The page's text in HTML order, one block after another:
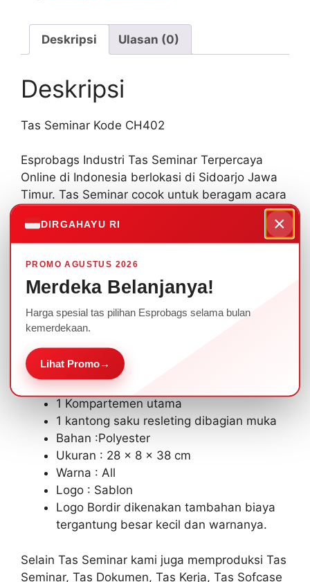
Deskripsi Ulasan (0)
Deskripsi
Tas Seminar Kode CH402
Esprobags Industri Tas Seminar Terpercaya
Online di Indonesia berlokasi di Sidoarjo Jawa
Timur. Tas Seminar cocok untuk beragam acara
Ada beragam pilihan warna yang bisa dipilih
sesuai dengan tema, dan ditambahkan logo
sablon/bordir.
Tas yang kami Produksi bisa disesuaikan
dengan kebutuhan Perusahaan Anda.
Spesifikasi :
1 Kompartemen utama
1 kantong saku resleting dibagian muka
Bahan :Polyester
Ukuran : 28 x 8 x 38 cm
Warna : All
Logo : Sablon
Logo Bordir dikenakan tambahan biaya
tergantung besar kecil dan warnanya.
Selain Tas Seminar kami juga memproduksi Tas
Seminar, Tas Dokumen, Tas Kerja, Tas Sofcase
DIRGAHAYU RI ×
PROMO AGUSTUS 2026
Merdeka Belanjanya!
Harga spesial tas pilihan Esprobags selama bulan
kemerdekaan.
Lihat Promo→